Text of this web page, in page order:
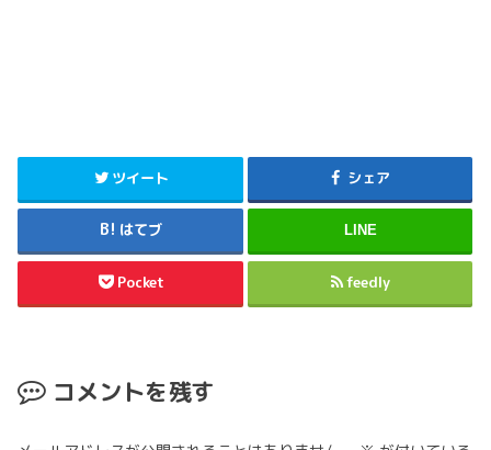
ツイート シェア
はてブ LINE
Pocket feedly
コメントを残す